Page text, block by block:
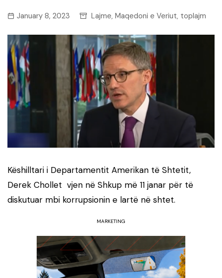
January 8, 2023 Lajme, Maqedoni e Veriut, toplajm
Këshilltari i Departamentit Amerikan të Shtetit,
Derek Chollet vjen në Shkup më 11 janar për të
diskutuar mbi korrupsionin e lartë në shtet.
MARKETING